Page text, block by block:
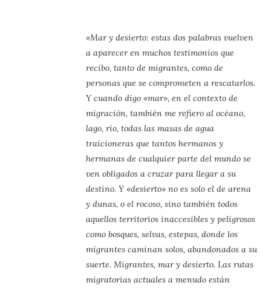
«Mar y desierto: estas dos palabras vuelven
a aparecer en muchos testimonios que
recibo, tanto de migrantes, como de
personas que se comprometen a rescatarlos.
Y cuando digo «mar», en el contexto de
migración, también me refiero al océano,
lago, río, todas las masas de agua
traicioneras que tantos hermanos y
hermanas de cualquier parte del mundo se
ven obligados a cruzar para llegar a su
destino. Y «desierto» no es solo el de arena
y dunas, o el rocoso, sino también todos
aquellos territorios inaccesibles y peligrosos
como bosques, selvas, estepas, donde los
migrantes caminan solos, abandonados a su
suerte. Migrantes, mar y desierto. Las rutas
migratorias actuales a menudo están